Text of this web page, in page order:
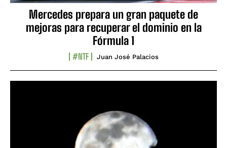
Mercedes prepara un gran paquete de
mejoras para recuperar el dominio en la
Fórmula 1
#NTF Juan José Palacios